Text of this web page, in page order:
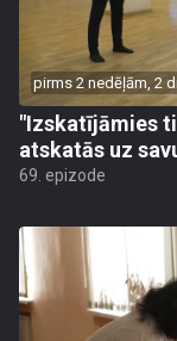
pirms 2 nedēļām, 2
"Izskatījāmies
atskatās uz
69. epizode